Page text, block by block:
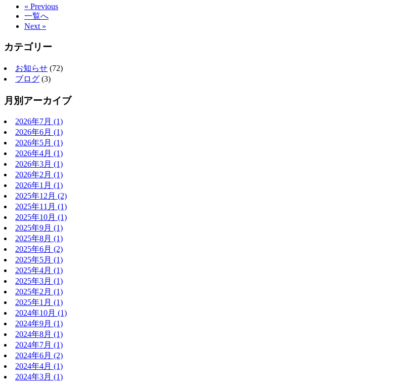
« Previous
一覧へ
Next »
カテゴリー
お知らせ (72)
ブログ (3)
月別アーカイブ
2026年7月 (1)
2026年6月 (1)
2026年5月 (1)
2026年4月 (1)
2026年3月 (1)
2026年2月 (1)
2026年1月 (1)
2025年12月 (2)
2025年11月 (1)
2025年10月 (1)
2025年9月 (1)
2025年8月 (1)
2025年6月 (2)
2025年5月 (1)
2025年4月 (1)
2025年3月 (1)
2025年2月 (1)
2025年1月 (1)
2024年10月 (1)
2024年9月 (1)
2024年8月 (1)
2024年7月 (1)
2024年6月 (2)
2024年4月 (1)
2024年3月 (1)